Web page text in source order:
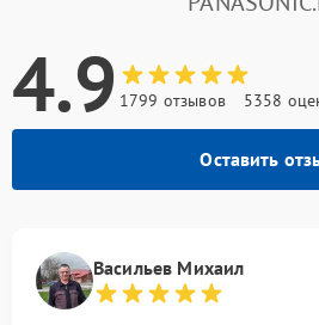
4.9 1799 отзывов 5358
Оставить
Васильев Михаил